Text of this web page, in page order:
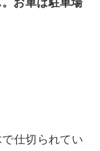
仕切られてい